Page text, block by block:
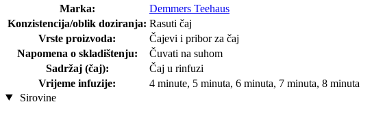
Marka:
Demmers Teehaus
Konzistencija/oblik doziranja: Rasuti čaj
Vrste proizvoda:
Čajevi i pribor za čaj
Napomena o skladištenju:
Čuvati na suhom
Sadržaj (čaj):
Čaj u rinfuzi
Vrijeme infuzije:
4 minute, 5 minuta, 6 minuta, 7 minuta, 8 minuta
Sirovine